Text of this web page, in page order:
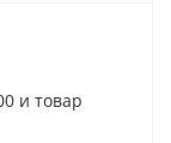
и товар